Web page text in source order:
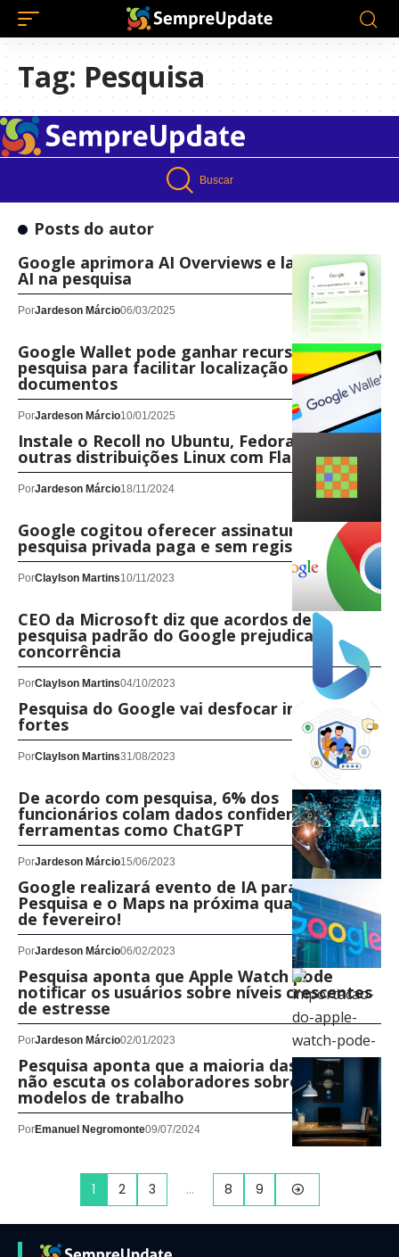
Tag: Pesquisa
Buscar
Posts do autor
Google aprimora AI Overviews e lança modo
AI na pesquisa
PorJardeson Márcio06/03/2025
Google Wallet pode ganhar recurso de
pesquisa para facilitar localização de
documentos
PorJardeson Márcio10/01/2025
Instale o Recoll no Ubuntu, Fedora, Debian e
outras distribuições Linux com Flatpak
PorJardeson Márcio18/11/2024
Google cogitou oferecer assinatura de
pesquisa privada paga e sem registro
PorClaylson Martins10/11/2023
CEO da Microsoft diz que acordos de
pesquisa padrão do Google prejudicam
concorrência
PorClaylson Martins04/10/2023
Pesquisa do Google vai desfocar imagens
fortes
PorClaylson Martins31/08/2023
De acordo com pesquisa, 6% dos
funcionários colam dados confidenciais em
ferramentas como ChatGPT
PorJardeson Márcio15/06/2023
Google realizará evento de IA para a
Pesquisa e o Maps na próxima quarta-feira, 8
de fevereiro!
PorJardeson Márcio06/02/2023
Pesquisa aponta que Apple Watch pode
notificar os usuários sobre níveis crescentes
de estresse
PorJardeson Márcio02/01/2023
Pesquisa aponta que a maioria das empresas
não escuta os colaboradores sobre novos
modelos de trabalho
PorEmanuel Negromonte09/07/2024
1 2 3 … 8 9